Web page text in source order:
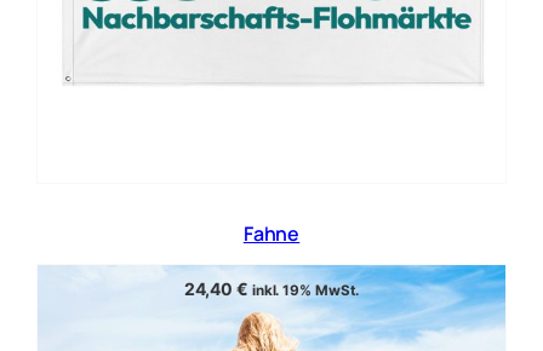
Fahne
24,40€ inkl. 19% MwSt.